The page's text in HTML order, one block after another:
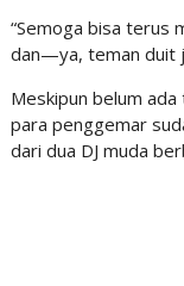
“Semoga bisa terus
dan—ya, teman duit
Meskipun belum
para penggemar
dari dua DJ muda